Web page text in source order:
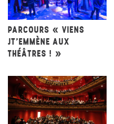
PARCOURS « VIENS
JT’EMMÈNE AUX
THÉÂTRES ! »